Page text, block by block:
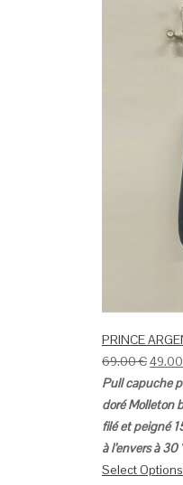
PRINCE
69.00€
Pull capuche
doré Molleton
filé et peigné
à l’envers à30
Select Options